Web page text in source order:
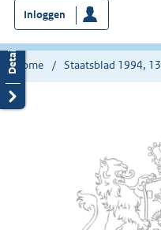
nu
hier:
Inloggen
Home Staatsblad 1994, 13